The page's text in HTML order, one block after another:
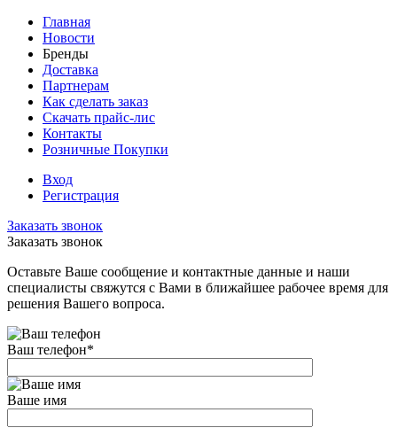
Главная
Новости
Бренды
Доставка
Партнерам
Как сделать заказ
Скачать прайс-лис
Контакты
Розничные Покупки
Вход
Регистрация
Заказать звонок
Заказать звонок
Оставьте Ваше сообщение и контактные данные и наши
специалисты свяжутся с Вами в ближайшее рабочее время для
решения Вашего вопроса.
Ваш телефон*
Ваше имя